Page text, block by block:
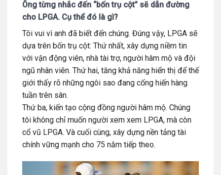
Ông từng nhắc đến “bốn trụ cột” sẽ dẫn đường
cho LPGA. Cụ thể đó là gì?
Tôi vui vì anh đã biết đến chúng. Đúng vậy, LPGA sẽ
dựa trên bốn trụ cột: Thứ nhất, xây dựng niềm tin
với vận động viên, nhà tài trợ, người hâm mộ và đội
ngũ nhân viên. Thứ hai, tăng khả năng hiển thị để thế
giới thấy rõ những ngôi sao đang cống hiến hàng
tuần trên sân.
Thứ ba, kiến tạo cộng đồng người hâm mộ. Chúng
tôi không chỉ muốn người xem xem LPGA, mà còn
cổ vũ LPGA. Và cuối cùng, xây dựng nền tảng tài
chính vững mạnh cho 75 năm tiếp theo.